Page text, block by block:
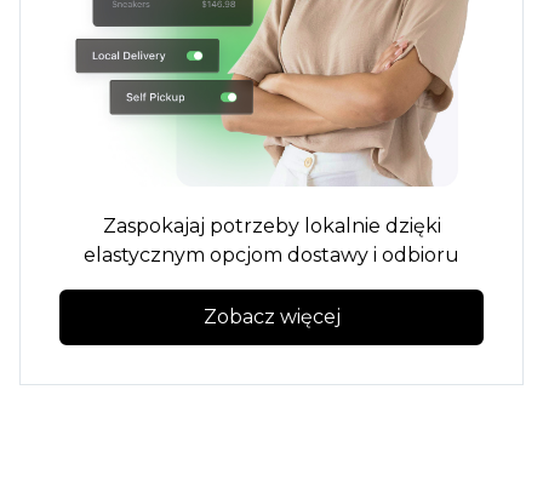
Zaspokajaj potrzeby lokalnie dzięki
elastycznym opcjom dostawy i odbioru
Zobacz więcej